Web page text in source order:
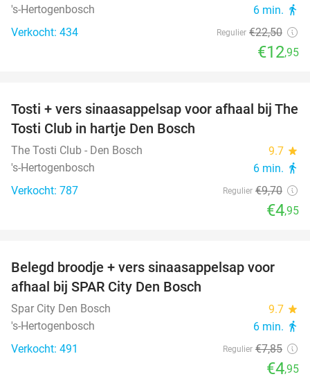
's-Hertogenbosch 6 min. directions_walk
Verkocht: 434 Regulier €22,50
€12,95
49%
Tosti + vers sinaasappelsap voor afhaal bij The
Tosti Club in hartje Den Bosch
The Tosti Club - Den Bosch 9.7 star
's-Hertogenbosch 6 min. directions_walk
Verkocht: 787 Regulier €9,70
€4,95
37%
Belegd broodje + vers sinaasappelsap voor
afhaal bij SPAR City Den Bosch
Spar City Den Bosch 9.7 star
's-Hertogenbosch 6 min. directions_walk
Verkocht: 491 Regulier €7,85
€4,95